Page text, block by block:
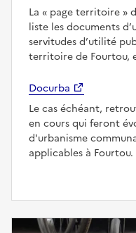
La
page territoire
liste les documents
servitudes d’utilité
territoire de Fourtou,
Docurba
Le cas échéant,
en cours qui feront
d'urbanisme
applicables à Fourtou.